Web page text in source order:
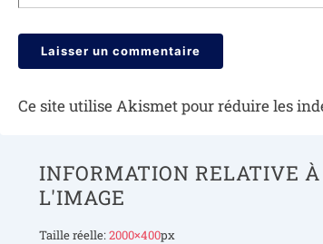
Ce site utilise Akismet pour réduire les
INFORMATION RELATIVE À
L'IMAGE
Taille réelle:2000×400px